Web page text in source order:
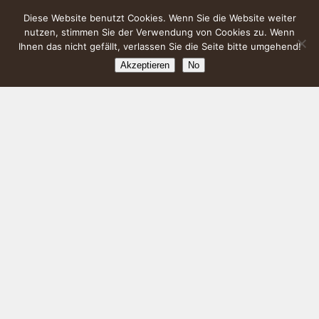
Diese Website benutzt Cookies. Wenn Sie die Website weiter
nutzen, stimmen Sie der Verwendung von Cookies zu. Wenn
Ihnen das nicht gefällt, verlassen Sie die Seite bitte umgehend!
Akzeptieren No